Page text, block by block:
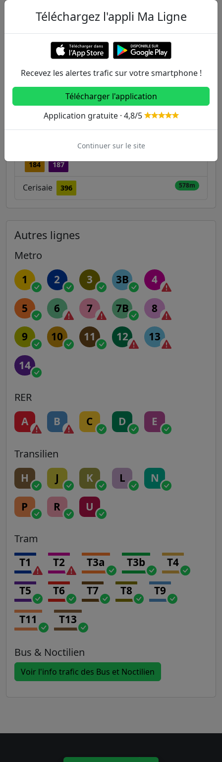
Emile Zola / Le Petit Fresnes
286
Maison de Retraite 380m
Clos la Garenne / Ferme de Cottinville 436m
La Peupleraie 184
Docteur Ténine / Pasteur / Tuilerie
184 187
Cerisaie 396 578m
Autres lignes
Metro
1 2 3 3B 4
5 6 7 7B 8
9 10 11 12 13
14
RER
A B C D E
Transilien
H J K L N
P R U
Tram
T1 T2 T3a T3b T4
T5 T6 T7 T8 T9
T11 T13
Bus & Noctilien
Voir l'info trafic des Bus et Noctilien
Téléchargez l'appli Ma Ligne
Recevez les alertes trafic sur votre smartphone !
Télécharger l'application
Application gratuite · 4,8/5
Continuer sur le site